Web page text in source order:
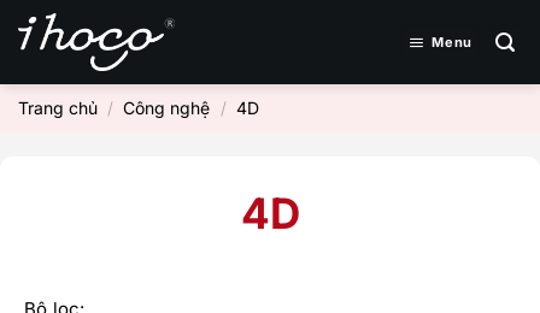
qua
dung
Menu
Trang chủ / Công nghệ / 4D
4D